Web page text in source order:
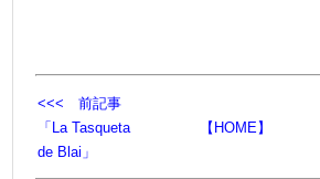
<<< 前記事
「La Tasqueta
de Blai」
【HOME】